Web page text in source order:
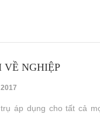
VỀ NGHIỆP
áp dụng cho tất cả